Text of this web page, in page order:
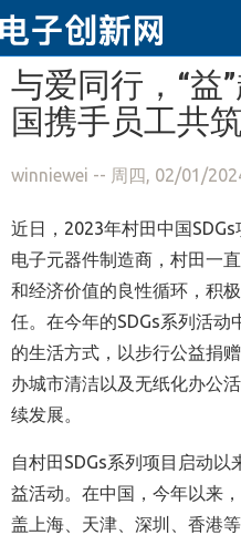
跳转到主要内容
与爱同行，“益
国携手员工共
winniewei -- 周四, 02/01/
近日，2023年村田中国
电子元器件制造商，村田一
和经济价值的良性循环，积
任。在今年的SDGs系列活
的生活方式，以步行公益捐
办城市清洁以及无纸化办公
续发展。
自村田SDGs系列项目启动
益活动。在中国，今年以来
盖上海、天津、深圳、香港